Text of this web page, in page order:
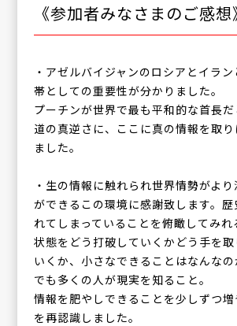
《参加者みなさまのご感想
・アゼルバイジャンのロシアとイラ
帯としての重要性が分かりました。
プーチンが世界で最も平和的な首長
道の真逆さに、ここに真の情報を取
ました。
・生の情報に触れられ世界情勢がよ
ができるこの環境に感謝致します。歴
れてしまっていることを俯瞰してみ
状態をどう打破していくかどう手を取
いくか、小さなできることはなんな
でも多くの人が現実を知ること。
情報を肥やしできることを少しずつ
を再認識しました。